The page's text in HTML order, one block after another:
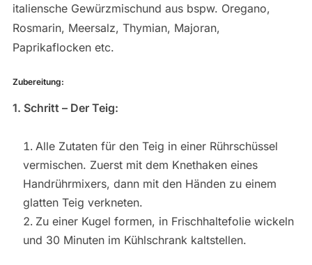
italiensche Gewürzmischund aus bspw. Oregano,
Rosmarin, Meersalz, Thymian, Majoran,
Paprikaflocken etc.
Zubereitung:
1. Schritt – Der Teig:
Alle Zutaten für den Teig in einer Rührschüssel
vermischen. Zuerst mit dem Knethaken eines
Handrührmixers, dann mit den Händen zu einem
glatten Teig verkneten.
Zu einer Kugel formen, in Frischhaltefolie wickeln
und 30 Minuten im Kühlschrank kaltstellen.